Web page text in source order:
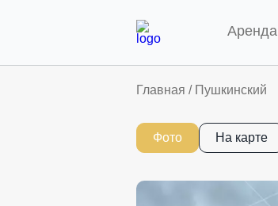
Аренда
Главная / Пушкинский
Фото На карте